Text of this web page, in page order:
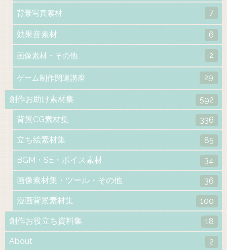
背景写真素材 7
効果音素材 6
画像素材・その他 2
ゲーム制作関連講座 29
創作お助け素材集 592
背景CG素材集 336
立ち絵素材集 85
BGM・SE・ボイス素材 34
画像素材集・ツール・その他 36
漫画背景素材集 100
創作お役立ち資料集 18
About 2